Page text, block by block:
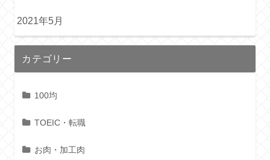
2021年5月
カテゴリー
100均
TOEIC・転職
お肉・加工肉